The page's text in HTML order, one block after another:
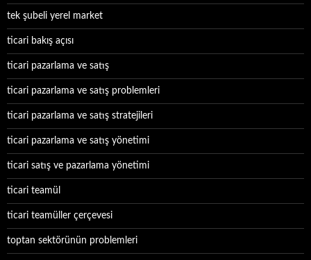
tek şubeli yerel market
ticari bakış açısı
ticari pazarlama ve satış
ticari pazarlama ve satış problemleri
ticari pazarlama ve satış stratejileri
ticari pazarlama ve satış yönetimi
ticari satış ve pazarlama yönetimi
ticari teamül
ticari teamüller çerçevesi
toptan sektörünün problemleri